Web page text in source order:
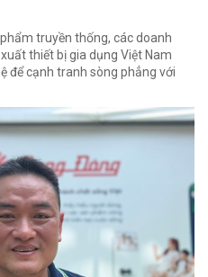
truyền thống, các doanh
thiết bị gia dụng Việt Nam
để cạnh tranh sòng phẳng với